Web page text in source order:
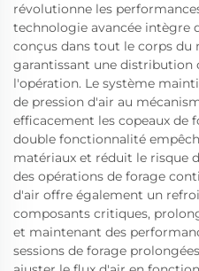
révolutionne les
technologie avancée intègre
conçus dans tout le corps du
garantissant une distribution
l'opération. Le système
de pression d'air au
efficacement les copeaux de
double fonctionnalité
matériaux et réduit le risque
des opérations de forage
d'air offre également un
composants critiques,
et maintenant des
sessions de forage